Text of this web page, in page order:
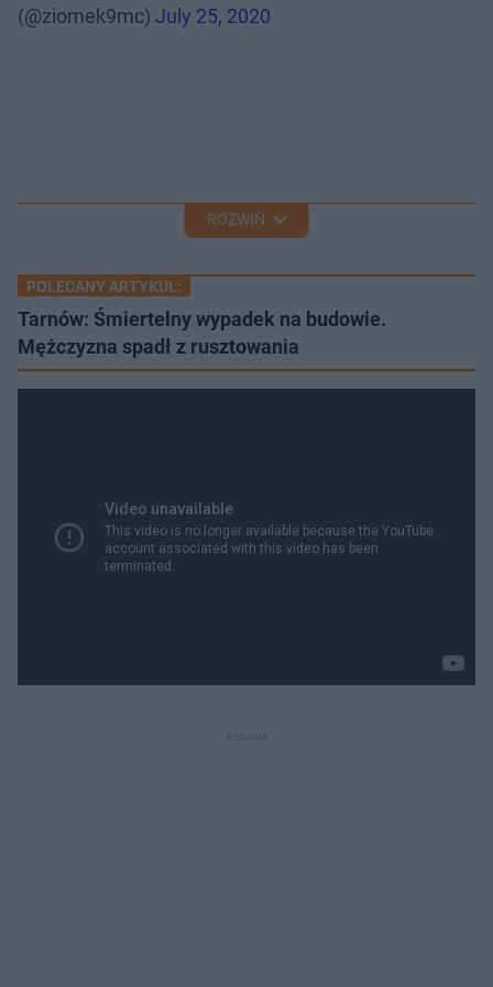
(@ziomek9mc) July 25, 2020
ROZWIŃ
POLECANY ARTYKUŁ:
Tarnów: Śmiertelny wypadek na budowie.
Mężczyzna spadł z rusztowania